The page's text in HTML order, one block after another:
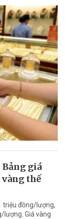
Bảng giá
vàng thế
triệu đồng/lượng,
lượng. Giá vàng